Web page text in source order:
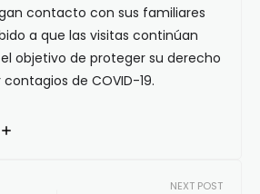
contacto con sus familiares
a que las visitas continúan
objetivo de proteger su derecho
de COVID-19.
NEXT POST